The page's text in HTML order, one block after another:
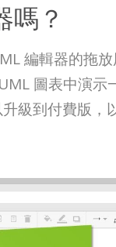
嗎？
編輯器的拖
圖表中演
級到付費版